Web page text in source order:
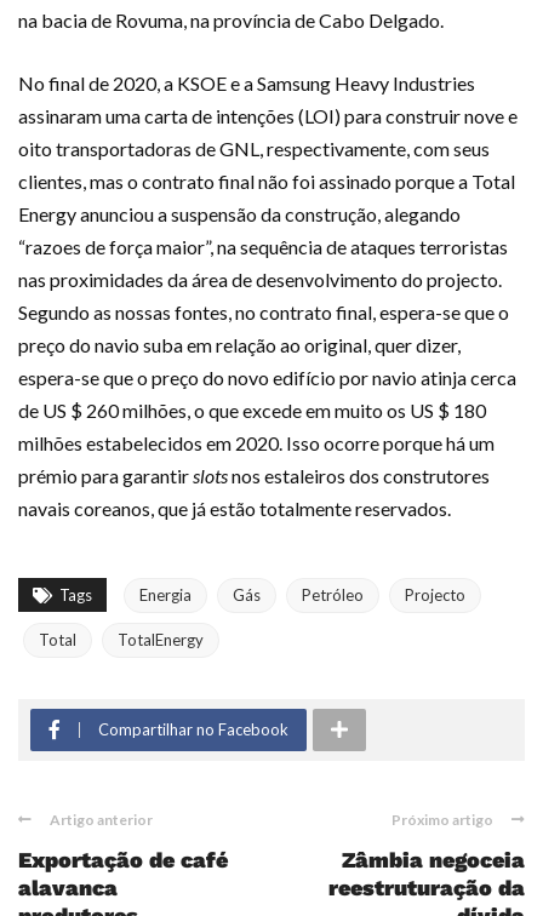
na bacia de Rovuma, na província de Cabo Delgado.
No final de 2020, a KSOE e a Samsung Heavy Industries
assinaram uma carta de intenções (LOI) para construir nove e
oito transportadoras de GNL, respectivamente, com seus
clientes, mas o contrato final não foi assinado porque a Total
Energy anunciou a suspensão da construção, alegando
“razoes de força maior”, na sequência de ataques terroristas
nas proximidades da área de desenvolvimento do projecto.
Segundo as nossas fontes, no contrato final, espera-se que o
preço do navio suba em relação ao original, quer dizer,
espera-se que o preço do novo edifício por navio atinja cerca
de US $ 260 milhões, o que excede em muito os US $ 180
milhões estabelecidos em 2020. Isso ocorre porque há um
prémio para garantirslotsnos estaleiros dos construtores
navais coreanos, que já estão totalmente reservados.
Tags Energia Gás Petróleo Projecto
Total TotalEnergy
Compartilhar no Facebook
Artigo anterior
Exportação de café
alavanca
Próximo artigo
Zâmbia negoceia
reestruturação da